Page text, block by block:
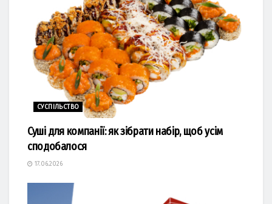
СУСПІЛЬСТВО
Суші для компанії: як зібрати набір, щоб усім
сподобалося
17.06.2026